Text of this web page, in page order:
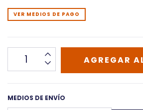
VER MEDIOS DE PAGO
MEDIOS DE ENVÍO